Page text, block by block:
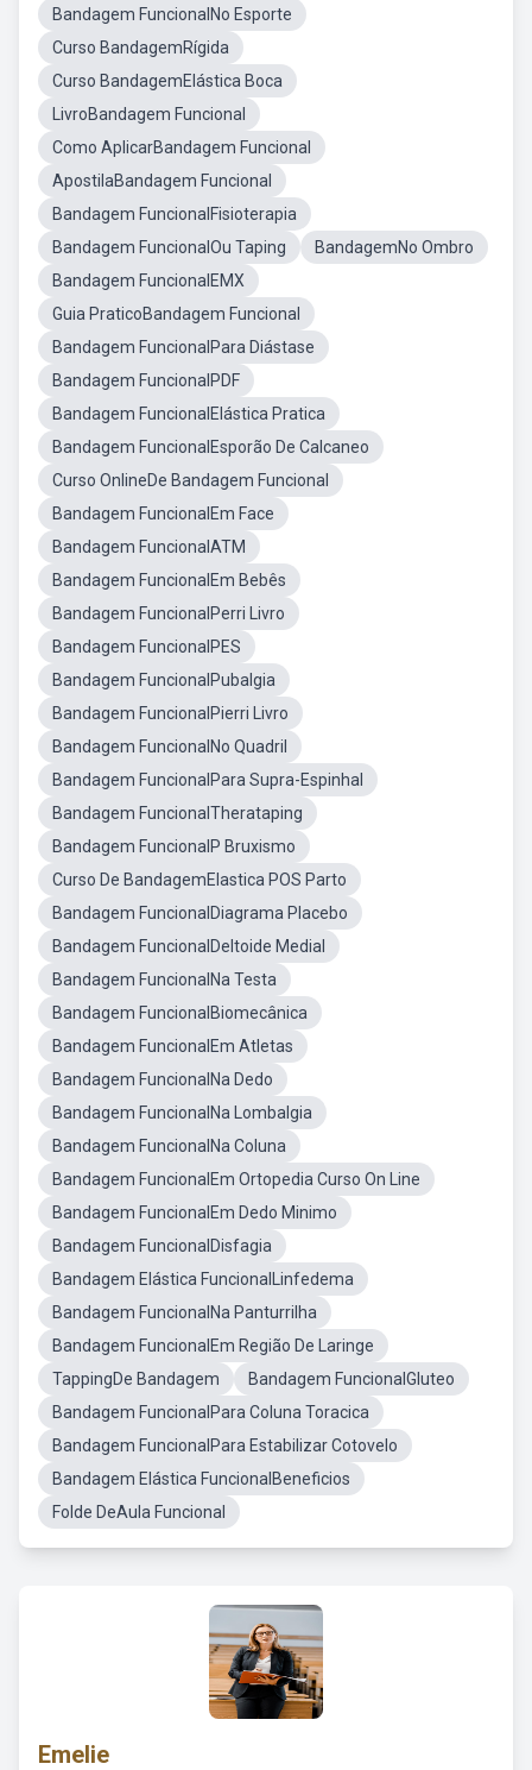
Bandagem FuncionalNo Esporte
Curso BandagemRígida
Curso BandagemElástica Boca
LivroBandagem Funcional
Como AplicarBandagem Funcional
ApostilaBandagem Funcional
Bandagem FuncionalFisioterapia
Bandagem FuncionalOu Taping
BandagemNo Ombro
Bandagem FuncionalEMX
Guia PraticoBandagem Funcional
Bandagem FuncionalPara Diástase
Bandagem FuncionalPDF
Bandagem FuncionalElástica Pratica
Bandagem FuncionalEsporão De Calcaneo
Curso OnlineDe Bandagem Funcional
Bandagem FuncionalEm Face
Bandagem FuncionalATM
Bandagem FuncionalEm Bebês
Bandagem FuncionalPerri Livro
Bandagem FuncionalPES
Bandagem FuncionalPubalgia
Bandagem FuncionalPierri Livro
Bandagem FuncionalNo Quadril
Bandagem FuncionalPara Supra-Espinhal
Bandagem FuncionalTherataping
Bandagem FuncionalP Bruxismo
Curso De BandagemElastica POS Parto
Bandagem FuncionalDiagrama Placebo
Bandagem FuncionalDeltoide Medial
Bandagem FuncionalNa Testa
Bandagem FuncionalBiomecânica
Bandagem FuncionalEm Atletas
Bandagem FuncionalNa Dedo
Bandagem FuncionalNa Lombalgia
Bandagem FuncionalNa Coluna
Bandagem FuncionalEm Ortopedia Curso On Line
Bandagem FuncionalEm Dedo Minimo
Bandagem FuncionalDisfagia
Bandagem Elástica FuncionalLinfedema
Bandagem FuncionalNa Panturrilha
Bandagem FuncionalEm Região De Laringe
TappingDe Bandagem
Bandagem FuncionalGluteo
Bandagem FuncionalPara Coluna Toracica
Bandagem FuncionalPara Estabilizar Cotovelo
Bandagem Elástica FuncionalBeneficios
Folde DeAula Funcional
Emelie